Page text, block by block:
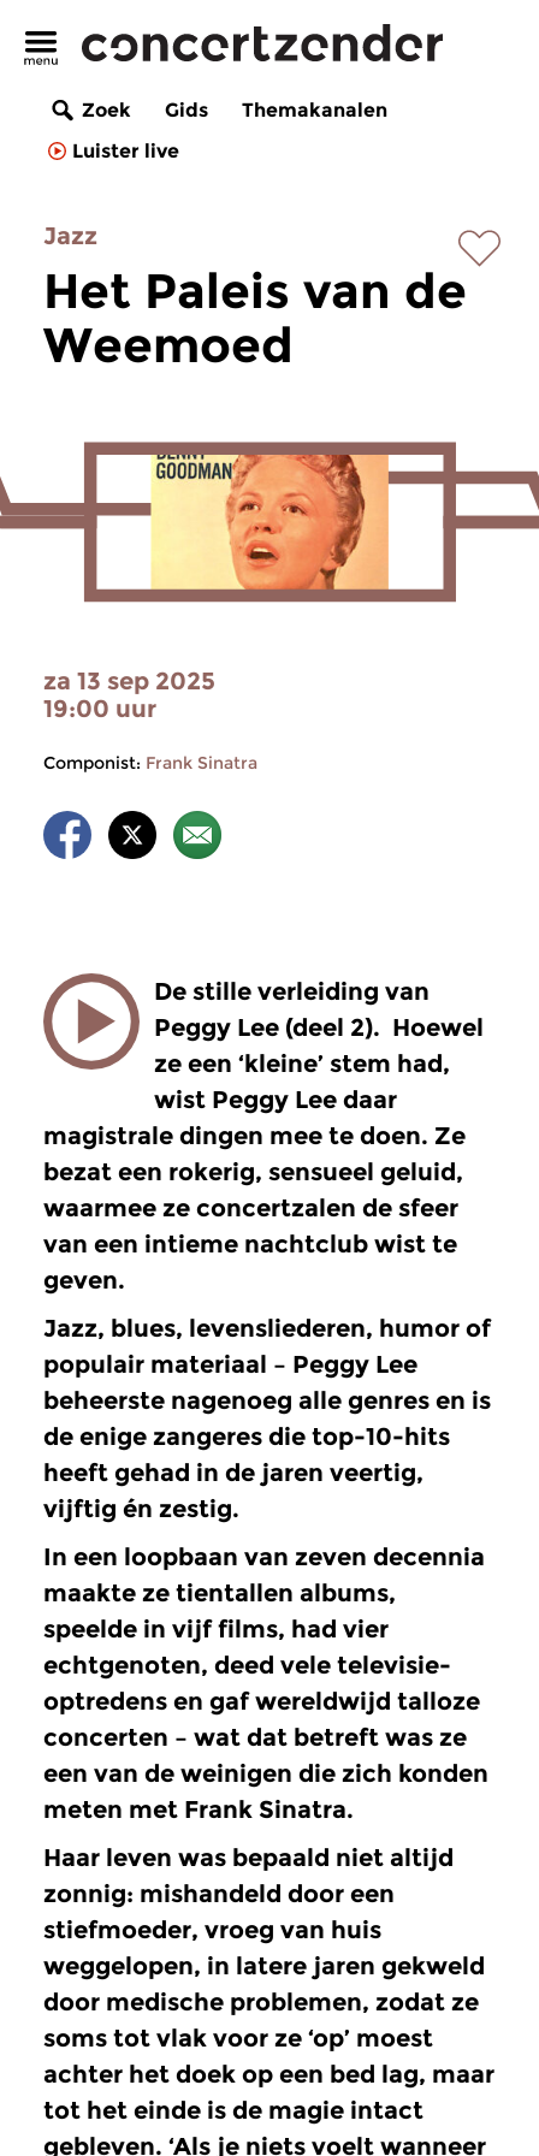
Zoek Gids
Themakanalen
Luister live
Jazz
Het Paleis van de
Weemoed
za 13 sep 2025
19:00 uur
Componist: Frank Sinatra
De stille verleiding van
Peggy Lee (deel 2). Hoewel
ze een ‘kleine’ stem had,
wist Peggy Lee daar
magistrale dingen mee te doen. Ze
bezat een rokerig, sensueel geluid,
waarmee ze concertzalen de sfeer
van een intieme nachtclub wist te
geven.
Jazz, blues, levensliederen, humor of
populair materiaal – Peggy Lee
beheerste nagenoeg alle genres en is
de enige zangeres die top-10-hits
heeft gehad in de jaren veertig,
vijftig én zestig.
In een loopbaan van zeven decennia
maakte ze tientallen albums,
speelde in vijf films, had vier
echtgenoten, deed vele televisie-
optredens en gaf wereldwijd talloze
concerten – wat dat betreft was ze
een van de weinigen die zich konden
meten met Frank Sinatra.
Haar leven was bepaald niet altijd
zonnig: mishandeld door een
stiefmoeder, vroeg van huis
weggelopen, in latere jaren gekweld
door medische problemen, zodat ze
soms tot vlak voor ze ‘op’ moest
achter het doek op een bed lag, maar
tot het einde is de magie intact
gebleven. ‘Als je niets voelt wanneer